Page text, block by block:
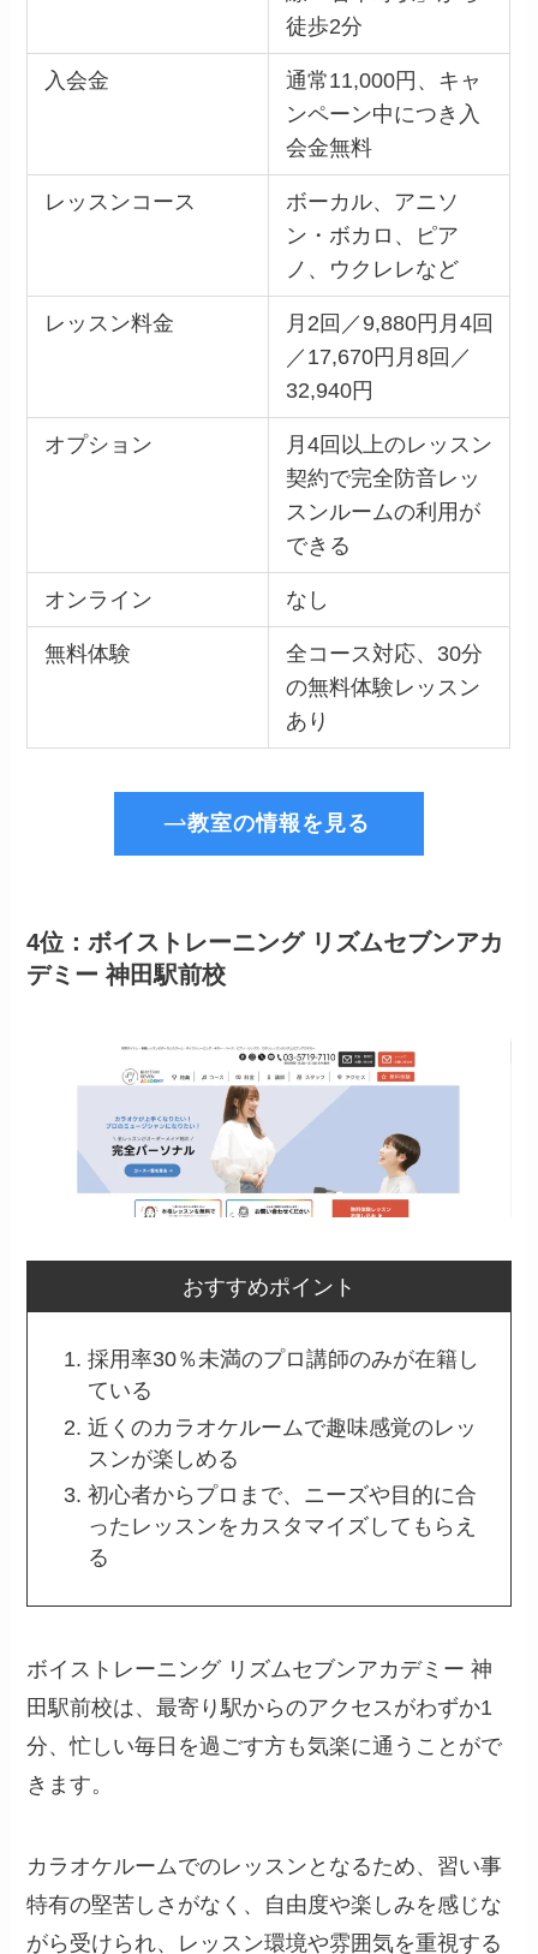
徒歩2分
入会金
通常11,000円、キャ
ンペーン中につき入
会金無料
レッスンコース
ボーカル、アニソ
ン・ボカロ、ピア
ノ、ウクレレなど
レッスン料金
月2回／9,880円月4回
／17,670円月8回／
32,940円
オプション
月4回以上のレッスン
契約で完全防音レッ
スンルームの利用が
できる
オンライン なし
無料体験
全コース対応、30分
の無料体験レッスン
あり
教室の情報を見る
4位：ボイストレーニング リズムセブンアカ
デミー 神田駅前校
おすすめポイント
採用率30％未満のプロ講師のみが在籍し
ている
近くのカラオケルームで趣味感覚のレッ
スンが楽しめる
初心者からプロまで、ニーズや目的に合
ったレッスンをカスタマイズしてもらえ
る
ボイストレーニング リズムセブンアカデミー 神
田駅前校は、最寄り駅からのアクセスがわずか1
分、忙しい毎日を過ごす方も気楽に通うことがで
きます。
カラオケルームでのレッスンとなるため、習い事
特有の堅苦しさがなく、自由度や楽しみを感じな
がら受けられ、レッスン環境や雰囲気を重視する